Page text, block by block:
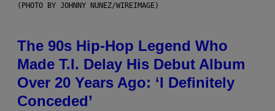
(PHOTO BY JOHNNY NUNEZ/WIREIMAGE)
The 90s Hip-Hop Legend Who
Made T.I. Delay His Debut Album
Over 20 Years Ago: ‘I Definitely
Conceded’